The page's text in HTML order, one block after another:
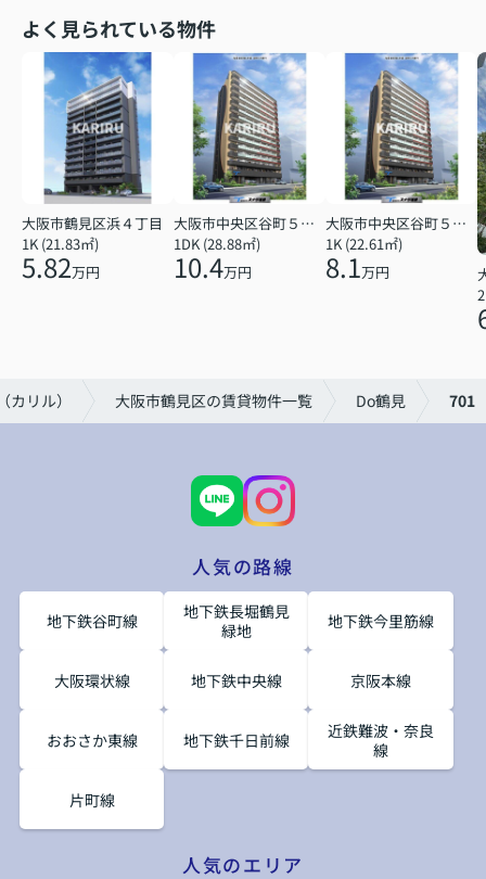
よく見られている物件
大阪市鶴見区浜４丁目
1K (21.83㎡)
5.82万円
大阪市中央区谷町５丁目
1DK (28.88㎡)
10.4万円
大阪市中央区谷町５丁目
1K (22.61㎡)
8.1万円
リル） 大阪市鶴見区の賃貸物件一覧 Do鶴見 701
人気の路線
地下鉄谷町線
地下鉄長堀鶴見
緑地
地下鉄今里筋線
大阪環状線 地下鉄中央線 京阪本線
おおさか東線 地下鉄千日前線
近鉄難波・奈良
線
片町線
人気のエリア